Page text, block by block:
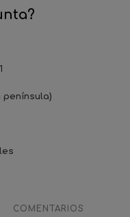
península)
COMENTARIOS